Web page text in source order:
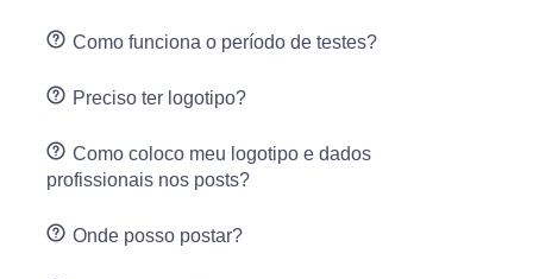
Como funciona o período de testes?
Preciso ter logotipo?
Como coloco meu logotipo e dados
profissionais nos posts?
Onde posso postar?